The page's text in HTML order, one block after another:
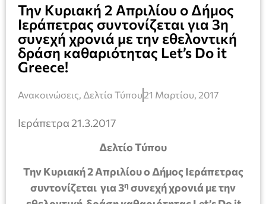
Την Κυριακή 2 Απριλίου ο Δήμος
Ιεράπετρας συντονίζεται για 3η
συνεχή χρονιά με την εθελοντική
δράση καθαριότητας Let’s Do it
Greece!
Ανακοινώσεις Δελτία Τύπου 21 Μαρτίου, 2017
Ιεράπετρα 21.3.2017
Δελτίο Τύπου
Την Κυριακή 2 Απριλίου ο Δήμος Ιεράπετρας
συντονίζεται για 3η συνεχή χρονιά με την